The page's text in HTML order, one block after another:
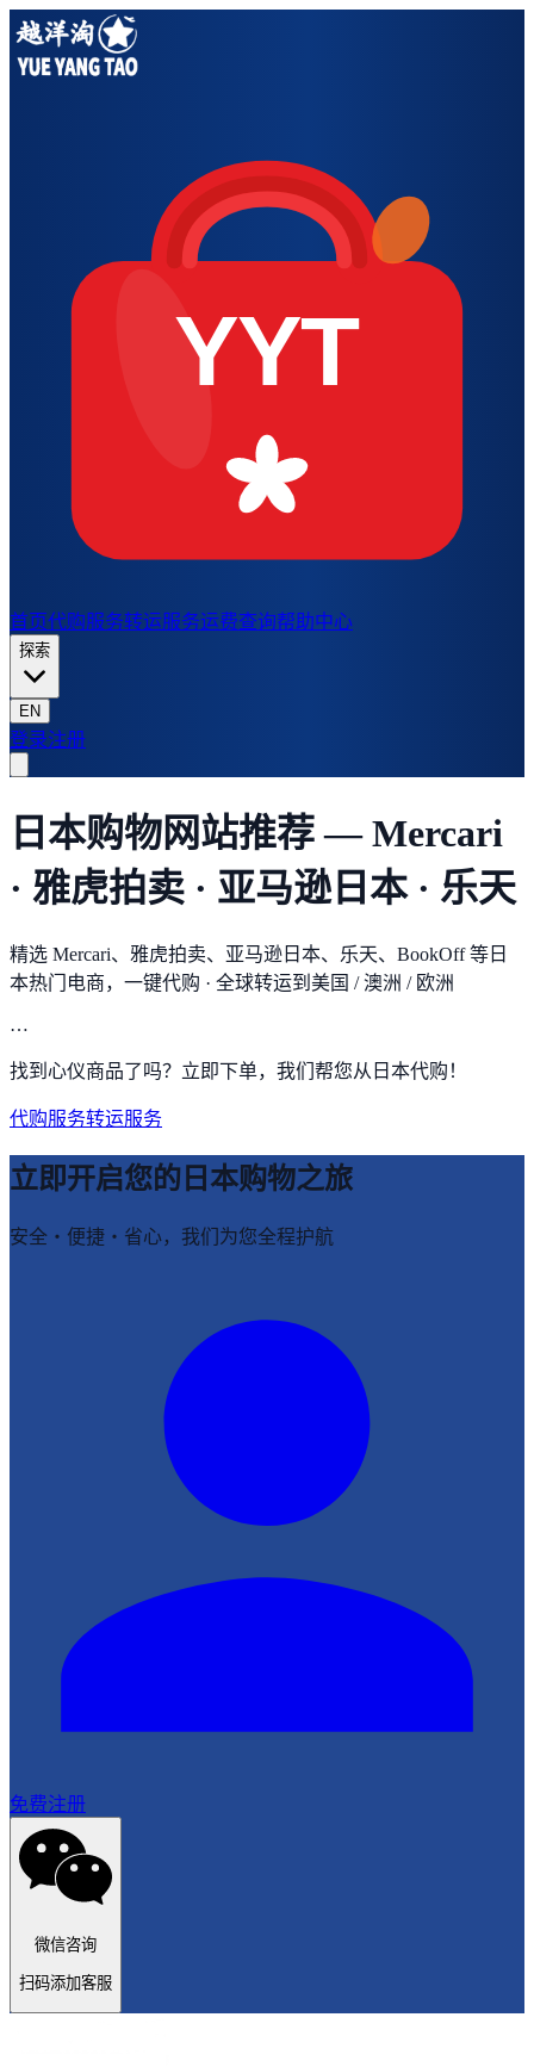
首页代购服务转运服务运费查询帮助中心
探索
EN
登录注册
日本购物网站推荐 — Mercari
· 雅虎拍卖 · 亚马逊日本 · 乐天
精选 Mercari、雅虎拍卖、亚马逊日本、乐天、BookOff 等日
本热门电商，一键代购 · 全球转运到美国 / 澳洲 / 欧洲
…
找到心仪商品了吗？立即下单，我们帮您从日本代购！
代购服务转运服务
立即开启您的日本购物之旅
安全・便捷・省心，我们为您全程护航
免费注册
微信咨询
扫码添加客服